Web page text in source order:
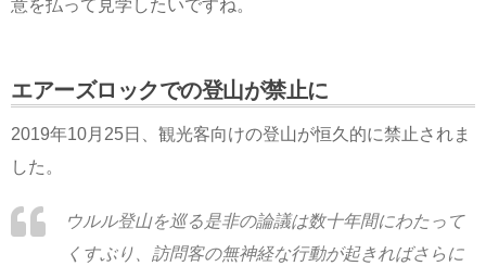
意を払って見学したいですね。
エアーズロックでの登山が禁止に
2019年10月25日、観光客向けの登山が恒久的に禁止されま
した。
ウルル登山を巡る是非の論議は数十年間にわたって
くすぶり、訪問客の無神経な行動が起きればさらに